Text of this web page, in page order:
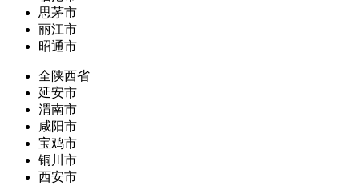
思茅市
丽江市
昭通市
全陕西省
延安市
渭南市
咸阳市
宝鸡市
铜川市
西安市